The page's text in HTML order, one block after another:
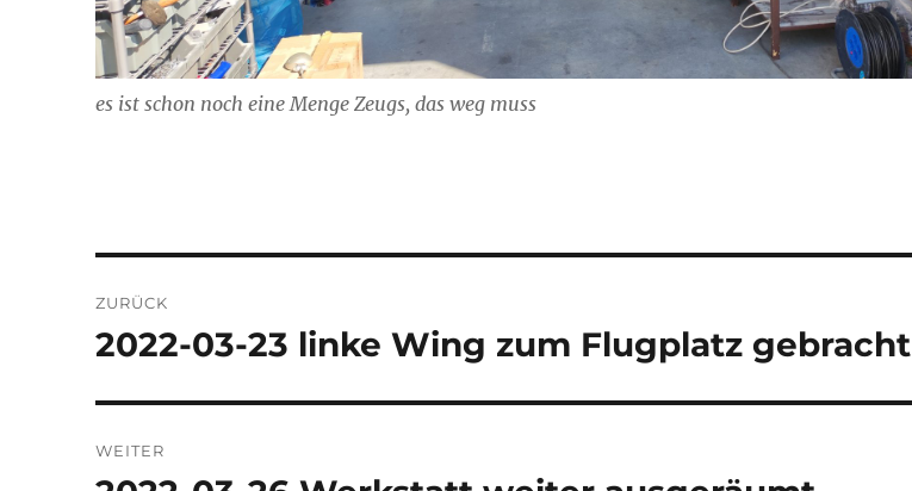
es ist schon noch eine Menge Zeugs, das weg muss
ZURÜCK
Vorheriger
2022-03-23 linke Wing zum Flugplatz gebracht
WEITER
Nächster